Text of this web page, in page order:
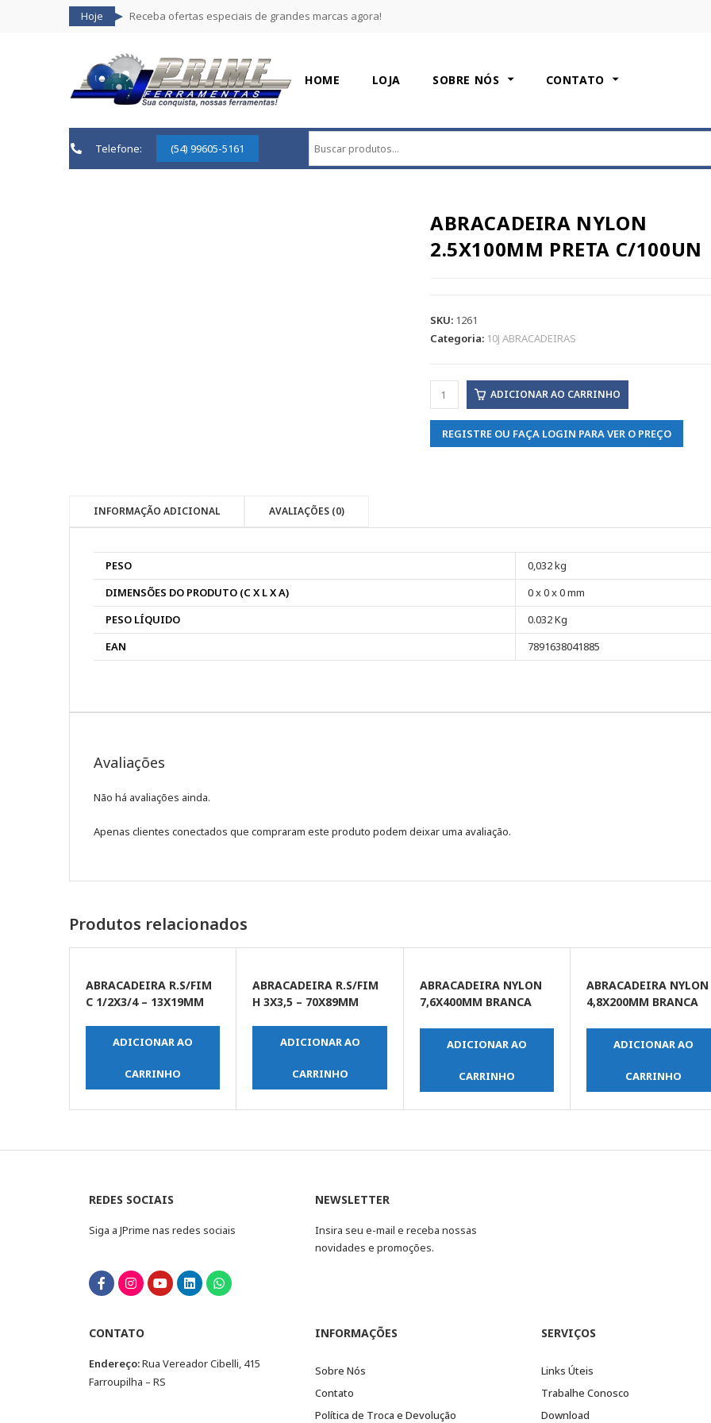
Hoje Receba ofertas especiais de grandes marcas agora!
HOME LOJA SOBRE NÓS CONTATO
Telefone: (54) 99605-5161
ABRACADEIRA NYLON
2.5X100MM PRETA C/100UN
SKU: 1261
Categoria: 10J ABRACADEIRAS
ADICIONAR AO CARRINHO
REGISTRE OU FAÇA LOGIN PARA VER O PREÇO
INFORMAÇÃO ADICIONAL AVALIAÇÕES (0)
PESO
0,032 kg
DIMENSÕES DO PRODUTO (C X L X A)
0 x 0 x 0 mm
PESO LÍQUIDO
0.032 Kg
EAN
7891638041885
Avaliações
Não há avaliações ainda.
Apenas clientes conectados que compraram este produto podem deixar uma avaliação.
Produtos relacionados
ABRACADEIRA R.S/FIM
C 1/2X3/4 – 13X19MM
ADICIONAR AO
CARRINHO
ABRACADEIRA R.S/FIM
H 3X3,5 – 70X89MM
ADICIONAR AO
CARRINHO
ABRACADEIRA NYLON
7,6X400MM BRANCA
ADICIONAR AO
CARRINHO
ABRACADEIRA NYLON
4,8X200MM BRANCA
ADICIONAR AO
CARRINHO
REDES SOCIAIS
Siga a JPrime nas redes sociais
NEWSLETTER
Insira seu e-mail e receba nossas
novidades e promoções.
CONTATO
Endereço:Rua Vereador Cibelli, 415
Farroupilha – RS
INFORMAÇÕES
Sobre Nós
Contato
Política de Troca e Devolução
SERVIÇOS
Links Úteis
Trabalhe Conosco
Download